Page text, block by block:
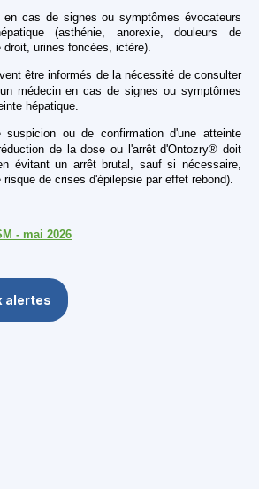
en cas de signes ou symptômes évocateurs
(asthénie, anorexie, douleurs de
droit, urines foncées, ictère).
être informés de la nécessité de consulter
médecin en cas de signes ou symptômes
hépatique.
suspicion ou de confirmation d'une atteinte
de la dose ou l'arrêt d'Ontozry® doit
évitant un arrêt brutal, sauf si nécessaire,
risque de crises d'épilepsie par effet rebond).
- mai 2026
alertes